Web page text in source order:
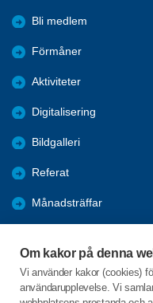
Om kakor på denna
Vi använder kakor (cookies)
användarupplevelse. Vi
Bli medlem
Förmåner
Aktiviteter
Digitalisering
Bildgalleri
Referat
Månadsträffar
Seniorpodden